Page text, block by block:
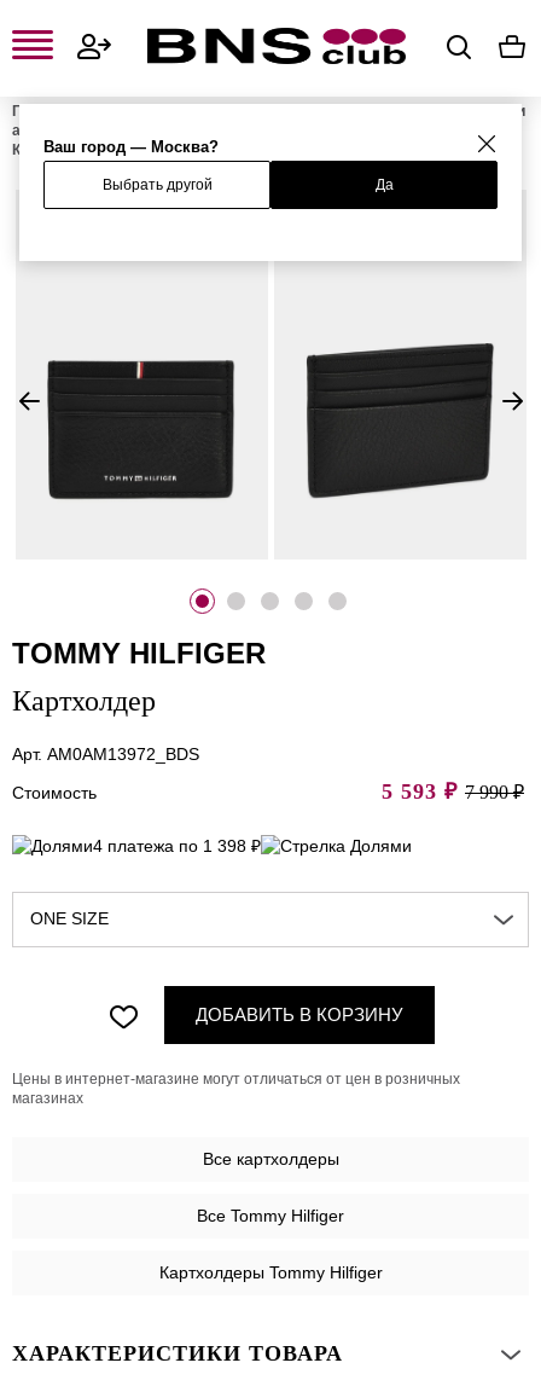
Ваш город — Москва?
Выбрать другой Да
Главная
Мужские сумки и
аксессуары
Картхолдеры
Картхолдер
TOMMY HILFIGER
Картхолдер
Арт. AM0AM13972_BDS
Стоимость
5 593 ₽ 7 990 ₽
4 платежа по 1 398 ₽
ONE SIZE
ДОБАВИТЬ В КОРЗИНУ
Цены в интернет-магазине могут отличаться от цен в розничных
магазинах
Все картхолдеры
Все Tommy Hilfiger
Картхолдеры Tommy Hilfiger
ХАРАКТЕРИСТИКИ ТОВАРА